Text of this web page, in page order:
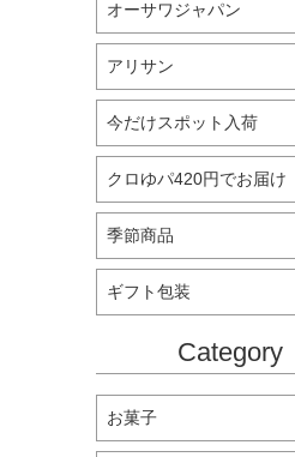
オーサワジャパン
アリサン
今だけスポット入荷
クロゆパ420円でお届け
季節商品
ギフト包装
Category
お菓子